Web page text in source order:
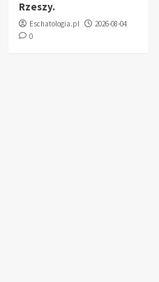
Rzeszy.
Eschatologia.pl
2026-08-04
0